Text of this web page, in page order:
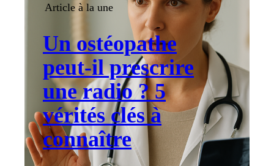
Article à la une
Un ostéopathe
peut-il prescrire
une radio ? 5
vérités clés à
connaître